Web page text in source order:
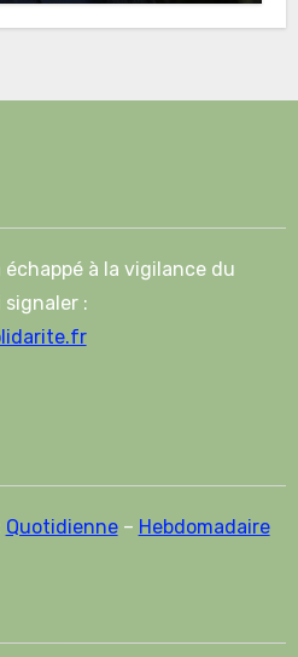
échappé à la vigilance du
:
Quotidienne– Hebdomadaire